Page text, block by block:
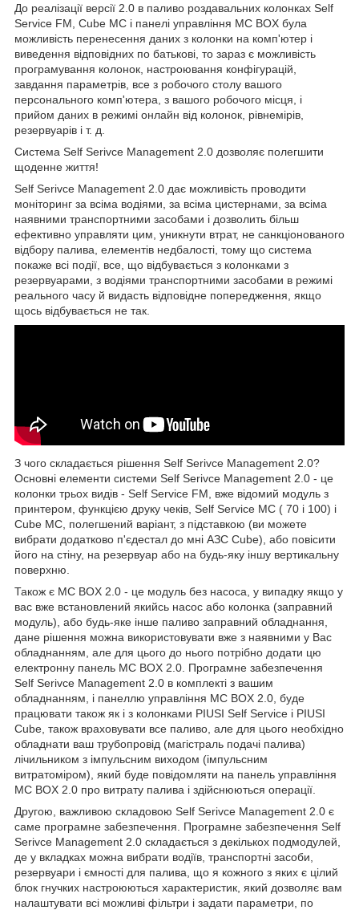
До реалізації версії 2.0 в паливо роздавальних колонках Self
Service FM, Cube MC і панелі управління MC BOX була
можливість перенесення даних з колонки на комп'ютер і
виведення відповідних по батькові, то зараз є можливість
програмування колонок, настроювання конфігурацій,
завдання параметрів, все з робочого столу вашого
персонального комп'ютера, з вашого робочого місця, і
прийом даних в режимі онлайн від колонок, рівнемірів,
резервуарів і т. д.
Система Self Serivce Management 2.0 дозволяє полегшити
щоденне життя!
Self Serivce Management 2.0 дає можливість проводити
моніторинг за всіма водіями, за всіма цистернами, за всіма
наявними транспортними засобами і дозволить більш
ефективно управляти цим, уникнути втрат, не санкціонованого
відбору палива, елементів недбалості, тому що система
покаже всі події, все, що відбувається з колонками з
резервуарами, з водіями транспортними засобами в режимі
реального часу й видасть відповідне попередження, якщо
щось відбувається не так.
З чого складається рішення Self Serivce Management 2.0?
Основні елементи системи Self Serivce Management 2.0 - це
колонки трьох видів - Self Service FM, вже відомий модуль з
принтером, функцією друку чеків, Self Service MC ( 70 і 100) і
Cube MC, полегшений варіант, з підставкою (ви можете
вибрати додатково п'єдестал до мні АЗС Cube), або повісити
його на стіну, на резервуар або на будь-яку іншу вертикальну
поверхню.
Також є MC BOX 2.0 - це модуль без насоса, у випадку якщо у
вас вже встановлений якийсь насос або колонка (заправний
модуль), або будь-яке інше паливо заправний обладнання,
дане рішення можна використовувати вже з наявними у Вас
обладнанням, але для цього до нього потрібно додати цю
електронну панель MC BOX 2.0. Програмне забезпечення
Self Serivce Management 2.0 в комплекті з вашим
обладнанням, і панеллю управління MC BOX 2.0, буде
працювати також як і з колонками PIUSI Self Service і PIUSI
Cube, також враховувати все паливо, але для цього необхідно
обладнати ваш трубопровід (магістраль подачі палива)
лічильником з імпульсним виходом (імпульсним
витратоміром), який буде повідомляти на панель управління
MC BOX 2.0 про витрату палива і здійснюються операції.
Другою, важливою складовою Self Serivce Management 2.0 є
саме програмне забезпечення. Програмне забезпечення Self
Serivce Management 2.0 складається з декількох подмодулей,
де у вкладках можна вибрати водіїв, транспортні засоби,
резервуари і ємності для палива, що я кожного з яких є цілий
блок гнучких настроюються характеристик, який дозволяє вам
налаштувати всі можливі фільтри і задати параметри, по